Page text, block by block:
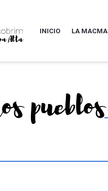
INICIO LA MACMA
pueblos